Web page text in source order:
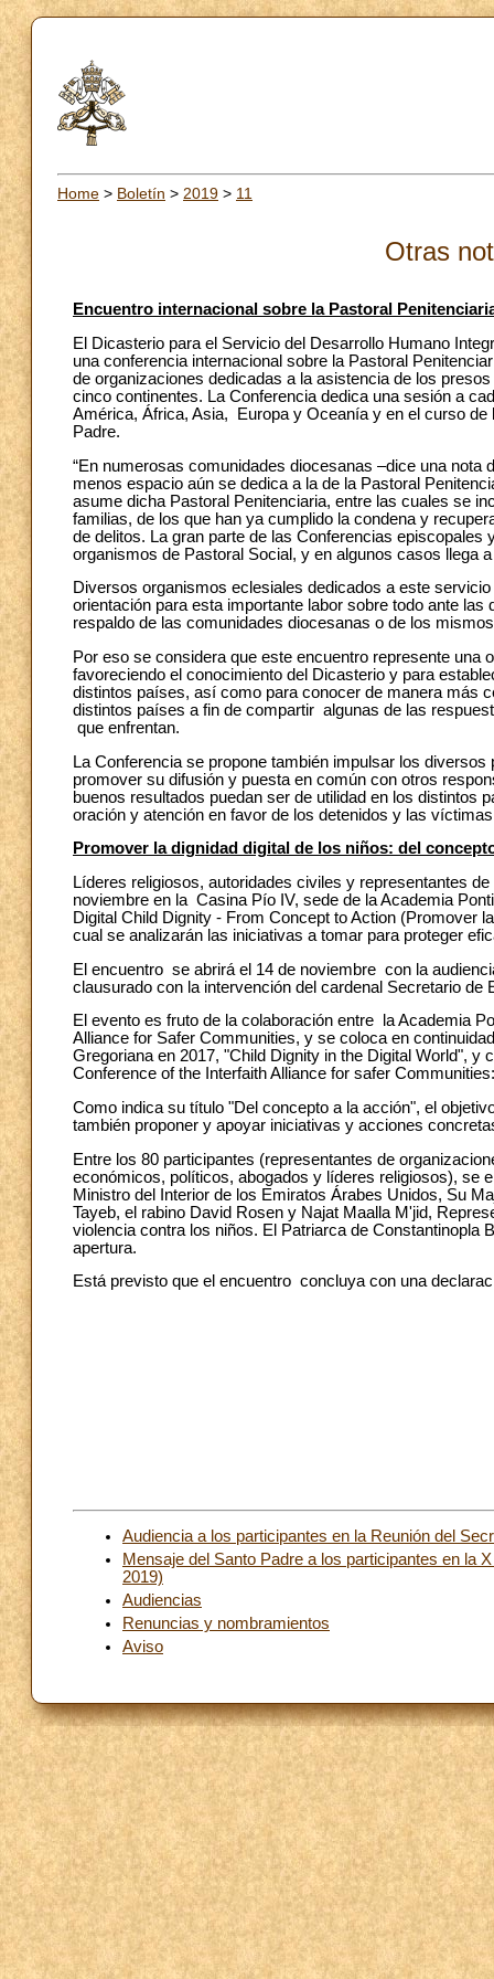
Home > Boletín > 2019 > 11
Otras
Encuentro internacional sobre la Pastoral
El Dicasterio para el Servicio del Desarrollo Humano
una conferencia internacional sobre la Pastoral
de organizaciones dedicadas a la asistencia de los
cinco continentes. La Conferencia dedica una sesión a
América, África, Asia, Europa y Oceanía y en el curso
Padre.
“En numerosas comunidades diocesanas –dice una
menos espacio aún se dedica a la de la Pastoral
asume dicha Pastoral Penitenciaria, entre las cuales se
familias, de los que han ya cumplido la condena y
de delitos. La gran parte de las Conferencias
organismos de Pastoral Social, y en algunos casos llega
Diversos organismos eclesiales dedicados a este
orientación para esta importante labor sobre todo ante
respaldo de las comunidades diocesanas o de los
Por eso se considera que este encuentro represente
favoreciendo el conocimiento del Dicasterio y para
distintos países, así como para conocer de manera más
distintos países a fin de compartir algunas de las
que enfrentan.
La Conferencia se propone también impulsar los
promover su difusión y puesta en común con otros
buenos resultados puedan ser de utilidad en los
oración y atención en favor de los detenidos y las
Promover la dignidad digital de los niños: del
Líderes religiosos, autoridades civiles y representantes
noviembre en la Casina Pío IV, sede de la Academia
Digital Child Dignity - From Concept to Action (Promover
cual se analizarán las iniciativas a tomar para proteger
El encuentro se abrirá el 14 de noviembre con la
clausurado con la intervención del cardenal Secretario de
El evento es fruto de la colaboración entre la Academia
Alliance for Safer Communities, y se coloca en
Gregoriana en 2017, "Child Dignity in the Digital World", y
Conference of the Interfaith Alliance for safer
Como indica su título "Del concepto a la acción", el
también proponer y apoyar iniciativas y acciones
Entre los 80 participantes (representantes de
económicos, políticos, abogados y líderes religiosos), se
Ministro del Interior de los Emiratos Árabes Unidos, Su
Tayeb, el rabino David Rosen y Najat Maalla M'jid,
violencia contra los niños. El Patriarca de Constantinopla
apertura.
Está previsto que el encuentro concluya con una
Audiencia a los participantes en la Reunión del
Mensaje del Santo Padre a los participantes en la
2019)
Audiencias
Renuncias y nombramientos
Aviso